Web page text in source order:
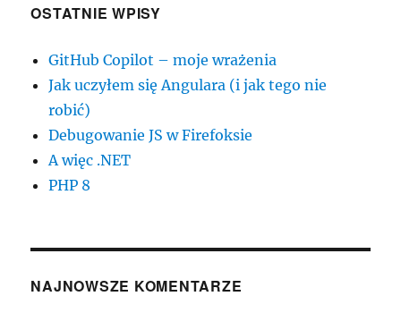
OSTATNIE WPISY
GitHub Copilot – moje wrażenia
Jak uczyłem się Angulara (i jak tego nie
robić)
Debugowanie JS w Firefoksie
A więc .NET
PHP 8
NAJNOWSZE KOMENTARZE